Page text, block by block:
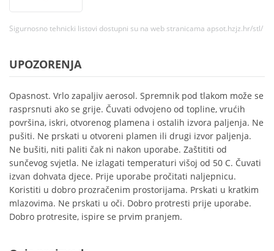
Sigurnosno tehnicki listovi dostupni su na web stranicama apsot.hzjz.hr/stl/
UPOZORENJA
Opasnost. Vrlo zapaljiv aerosol. Spremnik pod tlakom može se
rasprsnuti ako se grije. Čuvati odvojeno od topline, vrućih
površina, iskri, otvorenog plamena i ostalih izvora paljenja. Ne
pušiti. Ne prskati u otvoreni plamen ili drugi izvor paljenja.
Ne bušiti, niti paliti čak ni nakon uporabe. Zaštititi od
sunčevog svjetla. Ne izlagati temperaturi višoj od 50 C. Čuvati
izvan dohvata djece. Prije uporabe pročitati naljepnicu.
Koristiti u dobro prozračenim prostorijama. Prskati u kratkim
mlazovima. Ne prskati u oči. Dobro protresti prije uporabe.
Dobro protresite, ispire se prvim pranjem.